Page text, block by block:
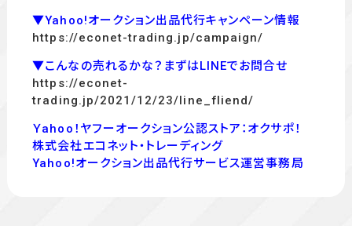
▼Yahoo!オークション出品代行キャンペーン情報
https://econet-trading.jp/campaign/
▼こんなの売れるかな？まずはLINEでお問合せ
https://econet-
trading.jp/2021/12/23/line_fliend/
Ｙahoo！ヤフーオークション公認ストア：オクサポ！
株式会社エコネット・トレーディング
Yahoo!オークション出品代行サービス運営事務局